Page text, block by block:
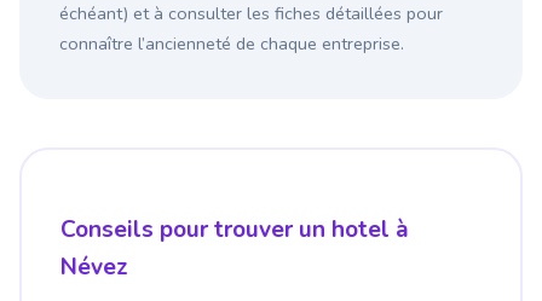
échéant) et à consulter les fiches détaillées pour
connaître l’ancienneté de chaque entreprise.
Conseils pour trouver un hotel à
Névez